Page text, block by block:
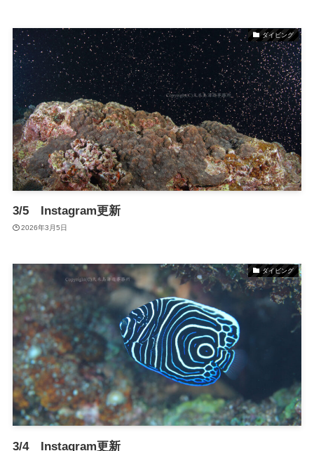
ダイビング
3/5 Instagram更新
2026年3月5日
ダイビング
3/4 Instagram更新